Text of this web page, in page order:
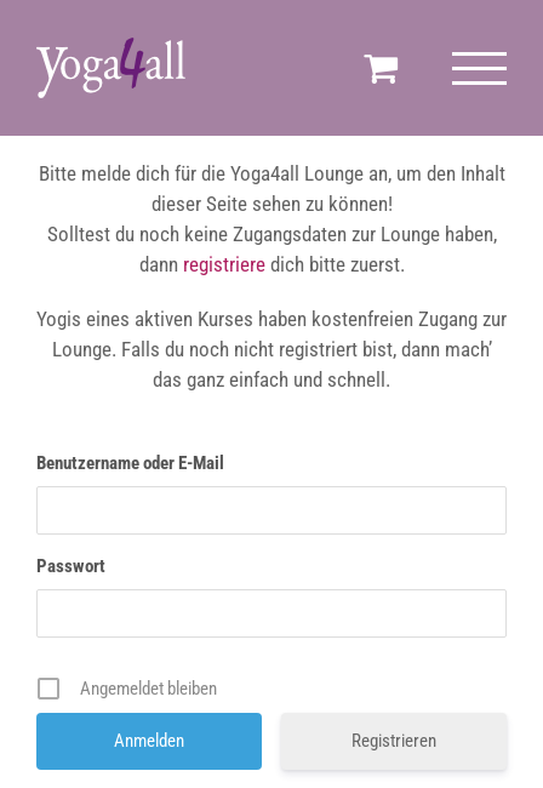
Inhalt
springen
Bitte melde dich für die Yoga4all Lounge an, um den Inhalt
dieser Seite sehen zu können!
Solltest du noch keine Zugangsdaten zur Lounge haben,
dann registrieredich bitte zuerst.
Yogis eines aktiven Kurses haben kostenfreien Zugang zur
Lounge. Falls du noch nicht registriert bist, dann mach’
das ganz einfach und schnell.
Benutzername oder E-Mail
Passwort
Angemeldet bleiben
Registrieren